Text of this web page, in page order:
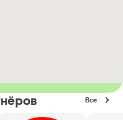
Все